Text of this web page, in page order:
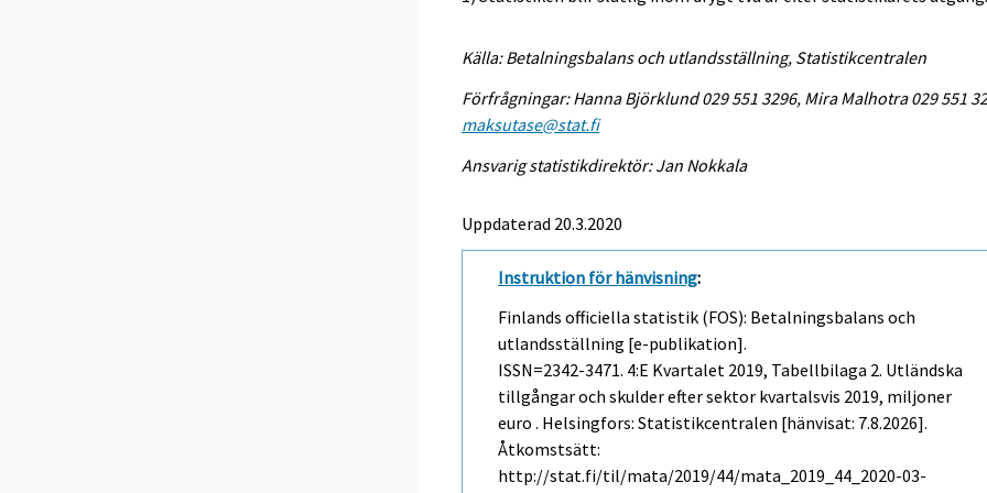
Källa: Betalningsbalans och utlandsställning, Statistikcentralen
Förfrågningar: Hanna Björklund 029 551 3296, Mira Malhotra 029 551
maksutase@stat.fi
Ansvarig statistikdirektör: Jan Nokkala
Uppdaterad 20.3.2020
Instruktion för hänvisning:
Finlands officiella statistik (FOS): Betalningsbalans och
utlandsställning [e-publikation].
ISSN=2342-3471. 4:e Kvartalet 2019, Tabellbilaga 2. Utländska
tillgångar och skulder efter sektor kvartalsvis 2019, miljoner
euro . Helsingfors: Statistikcentralen [hänvisat: 7.8.2026].
Åtkomstsätt:
http://stat.fi/til/mata/2019/44/mata_2019_44_2020-03-